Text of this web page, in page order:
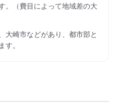
（費目によって地域差の大
大崎市などがあり、都市部と
。